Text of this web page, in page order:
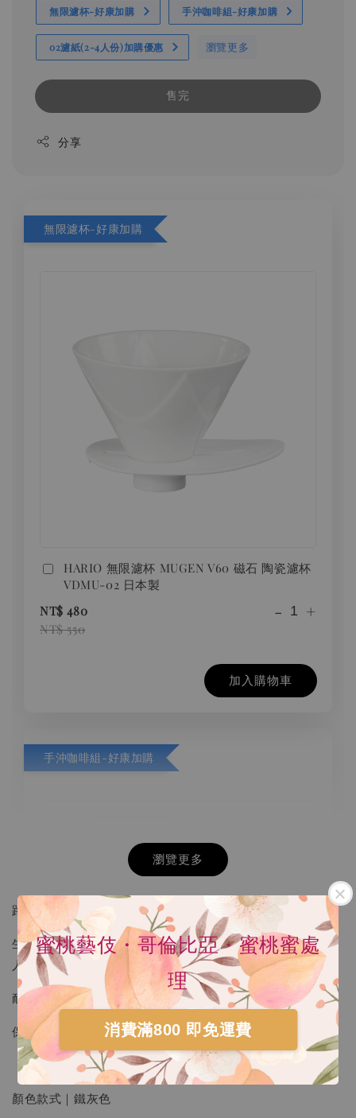
蜜桃藝伎・哥倫比亞・蜜桃蜜處
理
消費滿800 即免運費
無限濾杯-好康加購 手沖咖啡組-好康加購
02濾紙(2-4人份)加購優惠 瀏覽更多
售完
分享
無限濾杯-好康加購
HARIO 無限濾杯 MUGEN V60 磁石 陶瓷濾杯
VDMU-02 日本製
NT$ 480
NT$ 550
- +
加入購物車
手沖咖啡組-好康加購
HARIO V60 02樹脂 灰白手沖咖啡壺組 VCSD-
02-PGR
瀏覽更多
路人立體保冷袋
生活萬用大容量，多杯冰咖啡、啤酒，甚至帶走八吋整模路
人手作點心也綽綽有餘，美味保鮮。
耐磨耐用不易損壞，
保溫、保冷、保冰，便當袋或購物袋都合適。
顏色款式｜鐵灰色